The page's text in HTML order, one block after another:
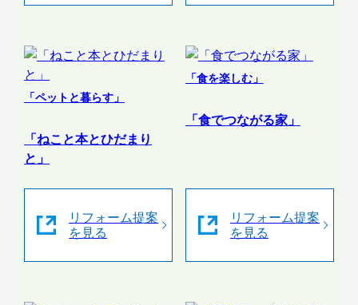
「ペットと暮らす」
「ねこと本とひだまり
と」
リフォーム提案
を見る
「食を楽しむ」
「食でつながる家」
リフォーム提案
を見る